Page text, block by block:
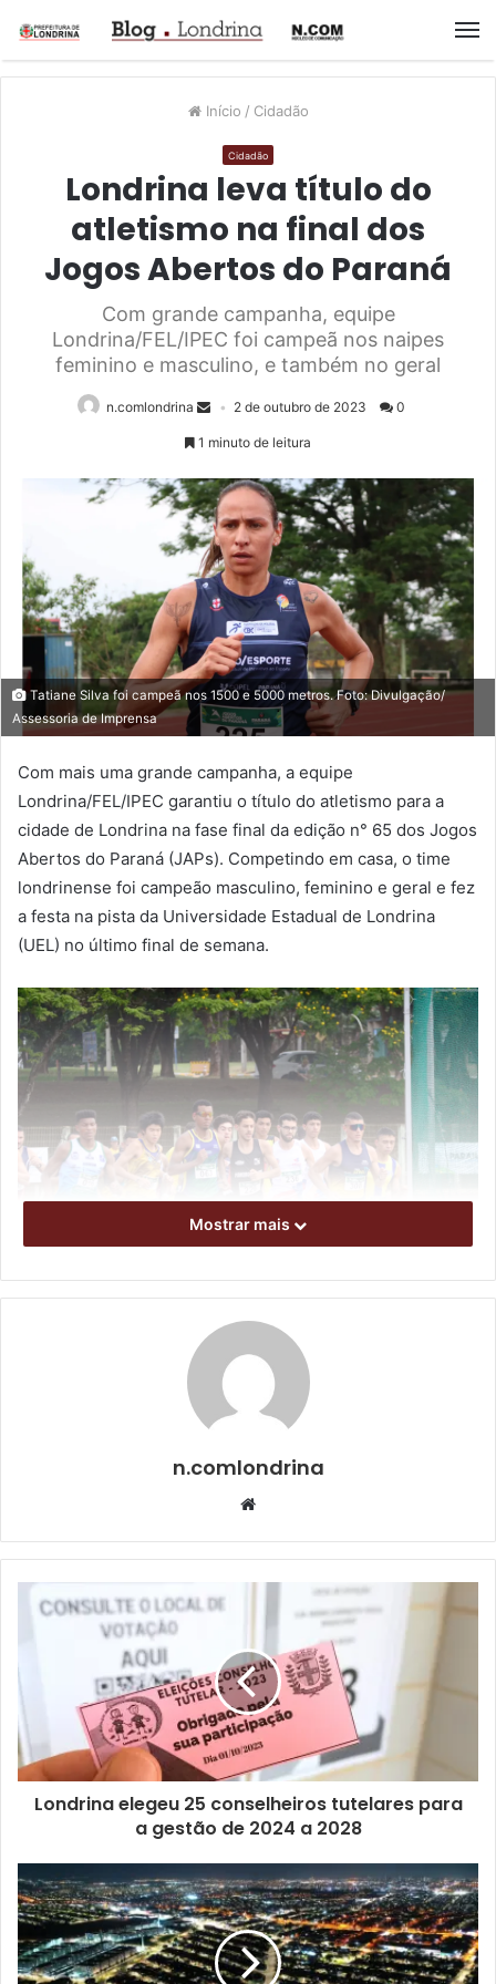
Início / Cidadão
Cidadão
Londrina leva título do
atletismo na final dos
Jogos Abertos do Paraná
Com grande campanha, equipe
Londrina/FEL/IPEC foi campeã nos naipes
feminino e masculino, e também no geral
n.comlondrina 2 de outubro de 2023 0
1 minuto de leitura
Tatiane Silva foi campeã nos 1500 e 5000 metros. Foto: Divulgação/
Assessoria de Imprensa
Com mais uma grande campanha, a equipe
Londrina/FEL/IPEC garantiu o título do atletismo para a
cidade de Londrina na fase final da edição n° 65 dos Jogos
Abertos do Paraná (JAPs). Competindo em casa, o time
londrinense foi campeão masculino, feminino e geral e fez
a festa na pista da Universidade Estadual de Londrina
(UEL) no último final de semana.
A disputa foi acirrada no naipe feminino, com o título
para Londrina, contra 234 de Campo Mourão. Entre os
homens, o título veio com uma diferença maior: 237
classificação geral, 483 para o time londrinense contra
377 da segunda colocada, Campo Mourão.
O técnico Gilberto Miranda ressaltou a campanha de sua
equipe e colocou a entrega de todos como um diferencial
para mais um título na temporada. “Campanha a base de
muito trabalho, competência e entrega de todos os
integrantes da equipe. Trabalho e competência não é
sorte. Temos um trabalho sólido há muitos anos e os
frutos têm aparecido em conquistas como essa”, frisou o
treinador. “Para nós, é sempre uma grande satisfação
representar nossa cidade e colocar o nome de Londrina
nas primeiras colocações”, complementou Miranda.
Na somatória de medalhas, Londrina fechou sua campanha
Mostrar mais
n.comlondrina
Website
Londrina elegeu 25 conselheiros tutelares para
a gestão de 2024 a 2028